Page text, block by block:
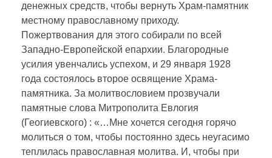
денежных средств, чтобы вернуть Храм-памятник
местному православному приходу.
Пожертвования для этого собирали по всей
Западно-Европейской епархии. Благородные
усилия увенчались успехом, и 29 января 1928
года состоялось второе освящение Храма-
памятника. За молитвословием прозвучали
памятные слова Митрополита Евлогия
(Геогиевского) : «…Мне хочется сегодня горячо
молиться о том, чтобы постоянно здесь неугасимо
теплилась православная молитва. И, чтобы при